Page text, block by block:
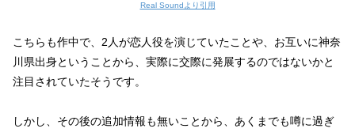
Real Soundより引用
こちらも作中で、2人が恋人役を演じていたことや、お互いに神奈
川県出身ということから、実際に交際に発展するのではないかと
注目されていたそうです。
しかし、その後の追加情報も無いことから、あくまでも噂に過ぎ